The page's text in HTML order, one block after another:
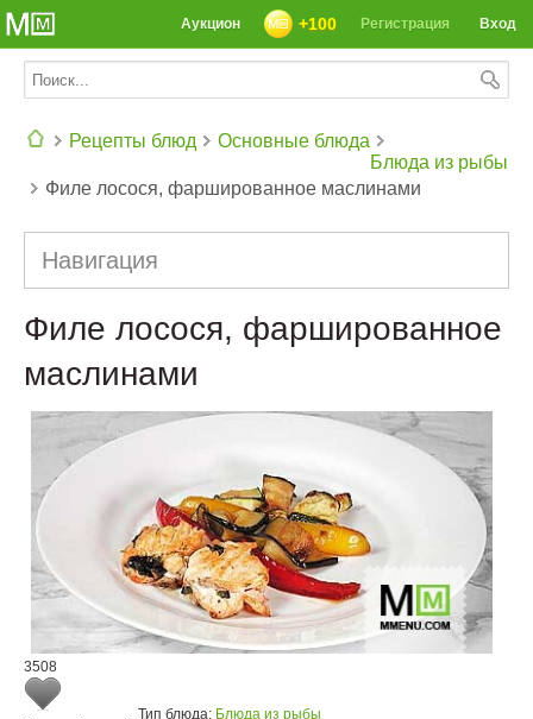
СЕГОДНЯ: 39142 РЕЦЕПТА
Вход
Регистрация
+100
Аукцион
Рецепты блюд
Основные блюда
Блюда из рыбы
Филе лосося, фаршированное маслинами
Навигация
Филе лосося, фаршированное
маслинами
3508
Тип блюда: Блюда из рыбы